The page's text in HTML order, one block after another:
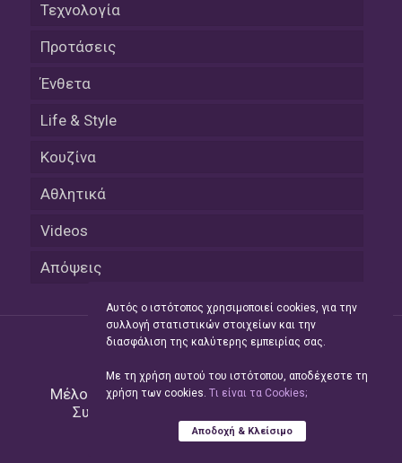
Τεχνολογία
Προτάσεις
Ένθετα
Life & Style
Κουζίνα
Αθλητικά
Videos
Απόψεις
Μέλος του Δικτύου τηςHellas Press Media
Συντήρηση και Ανάπτυξη
Αυτός ο ιστότοπος χρησιμοποιεί cookies, για την
συλλογή στατιστικών στοιχείων και την
διασφάλιση της καλύτερης εμπειρίας σας.
Με τη χρήση αυτού του ιστότοπου, αποδέχεστε τη
χρήση των cookies. Tι είναι τα Cookies;
Αποδοχή & Κλείσιμο